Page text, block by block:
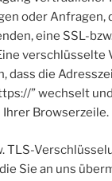
oder Anfragen,
eine SSL-
verschlüsselte
dass die
” wechselt
Browserzeile.
TLS-
Sie an uns